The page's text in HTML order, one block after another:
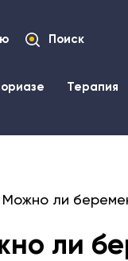
Поиск
Терапия
Можно ли
ли